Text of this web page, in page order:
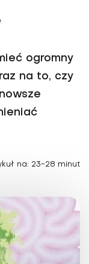
ogromny
na to, czy
na: 23-28 minut